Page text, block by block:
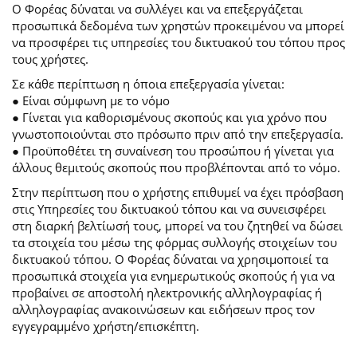
Ο Φορέας δύναται να συλλέγει και να επεξεργάζεται
προσωπικά δεδομένα των χρηστών προκειμένου να μπορεί
να προσφέρει τις υπηρεσίες του δικτυακού του τόπου προς
τους χρήστες.
Σε κάθε περίπτωση η όποια επεξεργασία γίνεται:
● Είναι σύμφωνη με το νόμο
● Γίνεται για καθορισμένους σκοπούς και για χρόνο που
γνωστοποιούνται στο πρόσωπο πριν από την επεξεργασία.
● Προϋποθέτει τη συναίνεση του προσώπου ή γίνεται για
άλλους θεμιτούς σκοπούς που προβλέπονται από το νόμο.
Στην περίπτωση που ο χρήστης επιθυμεί να έχει πρόσβαση
στις Υπηρεσίες του δικτυακού τόπου και να συνεισφέρει
στη διαρκή βελτίωσή τους, μπορεί να του ζητηθεί να δώσει
τα στοιχεία του μέσω της φόρμας συλλογής στοιχείων του
δικτυακού τόπου. Ο Φορέας δύναται να χρησιμοποιεί τα
προσωπικά στοιχεία για ενημερωτικούς σκοπούς ή για να
προβαίνει σε αποστολή ηλεκτρονικής αλληλογραφίας ή
αλληλογραφίας ανακοινώσεων και ειδήσεων προς τον
εγγεγραμμένο χρήστη/επισκέπτη.